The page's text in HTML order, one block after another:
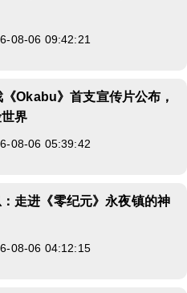
08-06 09:42:21
Okabu》首支宣传片公布，
界
08-06 05:39:42
走进《零纪元》永夜镇的神
08-06 04:12:15